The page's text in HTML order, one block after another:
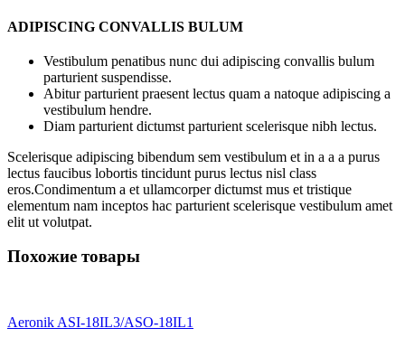
ADIPISCING CONVALLIS BULUM
Vestibulum penatibus nunc dui adipiscing convallis bulum
parturient suspendisse.
Abitur parturient praesent lectus quam a natoque adipiscing a
vestibulum hendre.
Diam parturient dictumst parturient scelerisque nibh lectus.
Scelerisque adipiscing bibendum sem vestibulum et in a a a purus
lectus faucibus lobortis tincidunt purus lectus nisl class
eros.Condimentum a et ullamcorper dictumst mus et tristique
elementum nam inceptos hac parturient scelerisque vestibulum amet
elit ut volutpat.
Похожие товары
Aeronik ASI-18IL3/ASO-18IL1